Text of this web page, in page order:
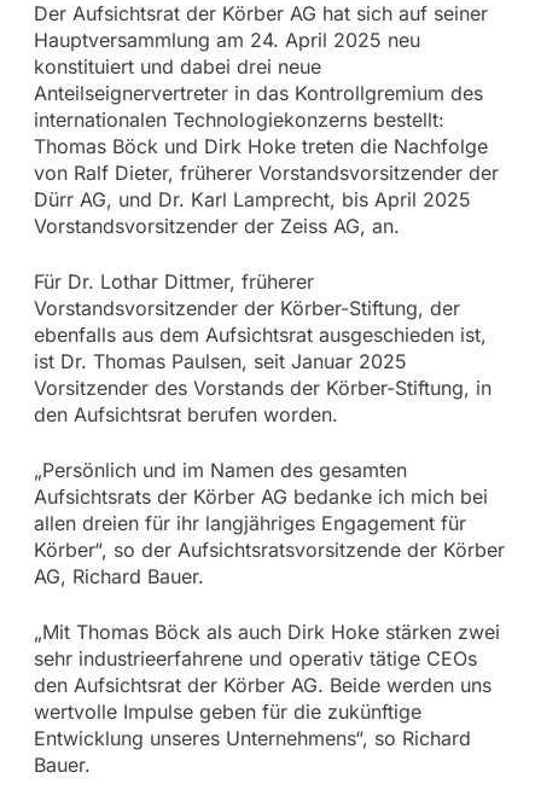
Der Aufsichtsrat der Körber AG hat sich auf seiner
Hauptversammlung am 24. April 2025 neu
konstituiert und dabei drei neue
Anteilseignervertreter in das Kontrollgremium des
internationalen Technologiekonzerns bestellt:
Thomas Böck und Dirk Hoke treten die Nachfolge
von Ralf Dieter, früherer Vorstandsvorsitzender der
Dürr AG, und Dr. Karl Lamprecht, bis April 2025
Vorstandsvorsitzender der Zeiss AG, an.
Für Dr. Lothar Dittmer, früherer
Vorstandsvorsitzender der Körber-Stiftung, der
ebenfalls aus dem Aufsichtsrat ausgeschieden ist,
ist Dr. Thomas Paulsen, seit Januar 2025
Vorsitzender des Vorstands der Körber-Stiftung, in
den Aufsichtsrat berufen worden.
„Persönlich und im Namen des gesamten
Aufsichtsrats der Körber AG bedanke ich mich bei
allen dreien für ihr langjähriges Engagement für
Körber“, so der Aufsichtsratsvorsitzende der Körber
AG, Richard Bauer.
„Mit Thomas Böck als auch Dirk Hoke stärken zwei
sehr industrieerfahrene und operativ tätige CEOs
den Aufsichtsrat der Körber AG. Beide werden uns
wertvolle Impulse geben für die zukünftige
Entwicklung unseres Unternehmens“, so Richard
Bauer.